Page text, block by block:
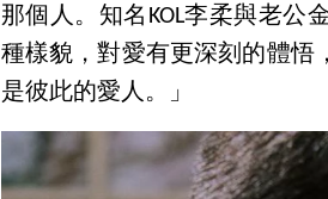
那個人。知名KOL李柔與老公
種樣貌，對愛有更深刻的體悟
是彼此的愛人。」